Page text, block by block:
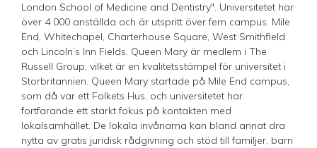
London School of Medicine and Dentistry". Universitetet har
över 4 000 anställda och är utspritt över fem campus: Mile
End, Whitechapel, Charterhouse Square, West Smithfield
och Lincoln’s Inn Fields. Queen Mary är medlem i The
Russell Group, vilket är en kvalitetsstämpel för universitet i
Storbritannien. Queen Mary startade på Mile End campus,
som då var ett Folkets Hus, och universitetet har
fortfarande ett starkt fokus på kontakten med
lokalsamhället. De lokala invånarna kan bland annat dra
nytta av gratis juridisk rådgivning och stöd till familjer, barn